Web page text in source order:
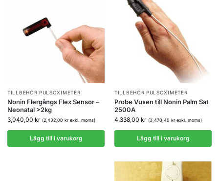
TILLBEHÖR PULSOXIMETER
Nonin Flergångs Flex Sensor –
Neonatal >2kg
3,040,00 kr (2,432,00 krexkl. moms)
Lägg till i varukorg
TILLBEHÖR PULSOXIMETER
Probe Vuxen till Nonin Palm Sat
2500A
4,338,00 kr (3,470,40 krexkl. moms)
Lägg till i varukorg